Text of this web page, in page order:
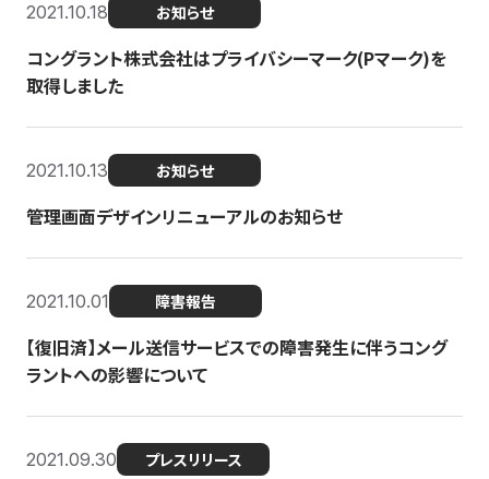
2021.10.18 お知らせ
コングラント株式会社はプライバシーマーク(Pマーク)を
取得しました
2021.10.13 お知らせ
管理画面デザインリニューアルのお知らせ
2021.10.01 障害報告
【復旧済】メール送信サービスでの障害発生に伴うコング
ラントへの影響について
2021.09.30 プレスリリース